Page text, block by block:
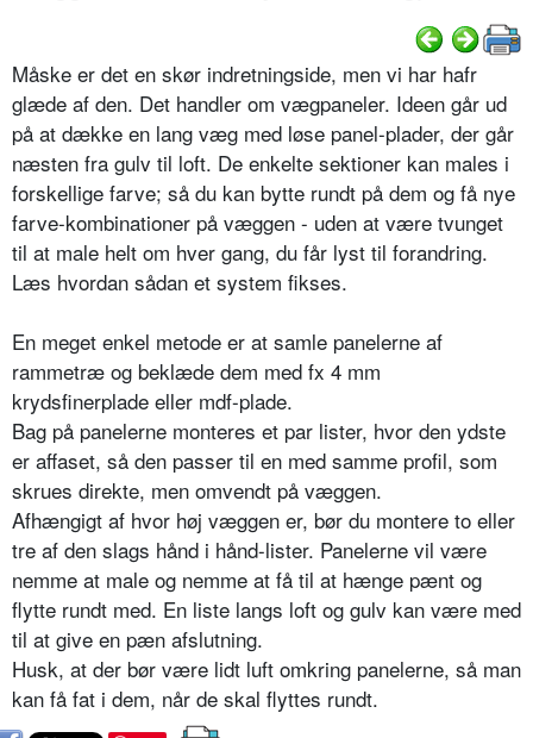
Måske er det en skør indretningside, men vi har hafr
glæde af den. Det handler om vægpaneler. Ideen går ud
på at dække en lang væg med løse panel-plader, der går
næsten fra gulv til loft. De enkelte sektioner kan males i
forskellige farve; så du kan bytte rundt på dem og få nye
farve-kombinationer på væggen - uden at være tvunget
til at male helt om hver gang, du får lyst til forandring.
Læs hvordan sådan et system fikses.
En meget enkel metode er at samle panelerne af
rammetræ og beklæde dem med fx 4 mm
krydsfinerplade eller mdf-plade.
Bag på panelerne monteres et par lister, hvor den ydste
er affaset, så den passer til en med samme profil, som
skrues direkte, men omvendt på væggen.
Afhængigt af hvor høj væggen er, bør du montere to eller
tre af den slags hånd i hånd-lister. Panelerne vil være
nemme at male og nemme at få til at hænge pænt og
flytte rundt med. En liste langs loft og gulv kan være med
til at give en pæn afslutning.
Husk, at der bør være lidt luft omkring panelerne, så man
kan få fat i dem, når de skal flyttes rundt.